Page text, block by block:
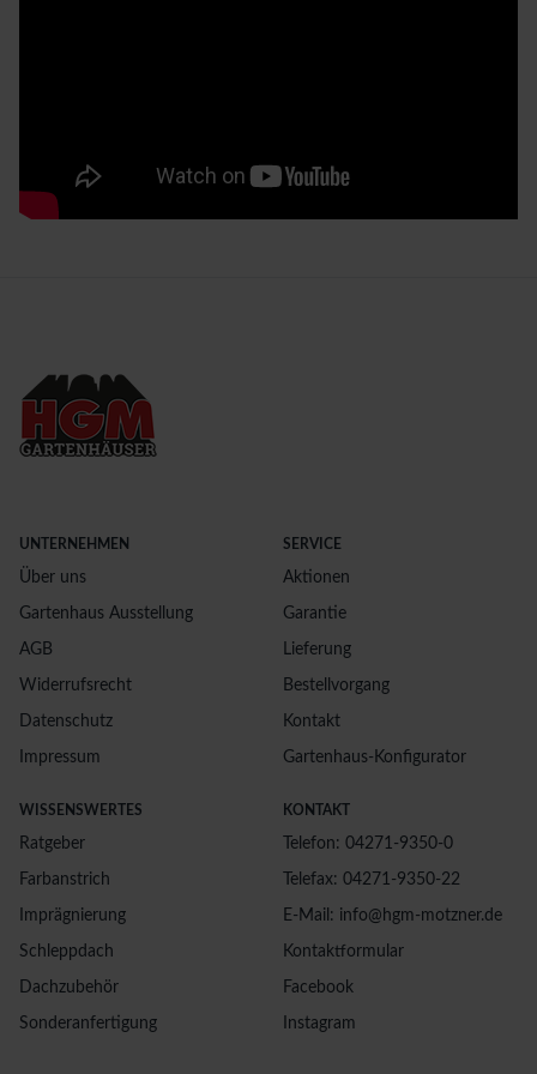
UNTERNEHMEN
Über uns
Gartenhaus Ausstellung
AGB
Widerrufsrecht
Datenschutz
Impressum
SERVICE
Aktionen
Garantie
Lieferung
Bestellvorgang
Kontakt
Gartenhaus-Konfigurator
WISSENSWERTES
Ratgeber
Farbanstrich
Imprägnierung
Schleppdach
Dachzubehör
Sonderanfertigung
KONTAKT
Telefon: 04271-9350-0
Telefax: 04271-9350-22
E-Mail: info@hgm-motzner.de
Kontaktformular
Facebook
Instagram